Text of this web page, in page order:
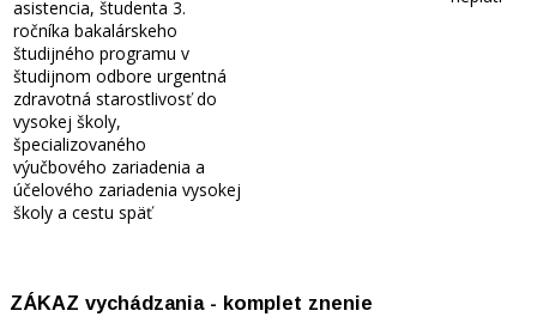
asistencia, študenta 3.
ročníka bakalárskeho
študijného programu v
študijnom odbore urgentná
zdravotná starostlivosť do
vysokej školy,
špecializovaného
výučbového zariadenia a
účelového zariadenia vysokej
školy a cestu späť
ZÁKAZ vychádzania - komplet znenie